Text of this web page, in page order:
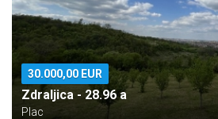
30.000,00 EUR
Zdraljica - 28.96 a
Plac